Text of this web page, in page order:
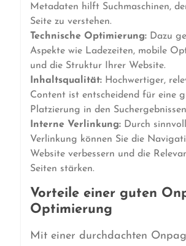
Metadaten hilft Suchmaschinen,
Seite zu verstehen.
Technische Optimierung:Dazu
Aspekte wie Ladezeiten, mobile
und die Struktur Ihrer Website.
Inhaltsqualität:Hochwertiger,
Content ist entscheidend für eine
Platzierung in den
Interne Verlinkung:Durch
Verlinkung können Sie die
Website verbessern und die
Seiten stärken.
Vorteile einer guten
Optimierung
Mit einer durchdachten